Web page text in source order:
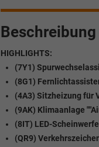
Beschreibung
HIGHLIGHTS:
(7Y1)
(8G1)
(4A3) Sitzheizung für
(9AK) Klimaanlage
(8IT) LED-
(QR9)